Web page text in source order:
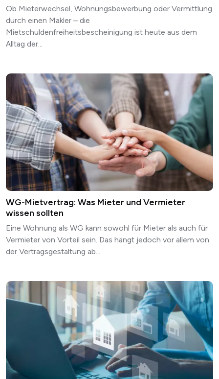
Ob Mieterwechsel, Wohnungsbewerbung oder Vermittlung
durch einen Makler – die
Mietschuldenfreiheitsbescheinigung ist heute aus dem
Alltag der...
WG-Mietvertrag: Was Mieter und Vermieter
wissen sollten
Eine Wohnung als WG kann sowohl für Mieter als auch für
Vermieter von Vorteil sein. Das hängt jedoch vor allem von
der Vertragsgestaltung ab...